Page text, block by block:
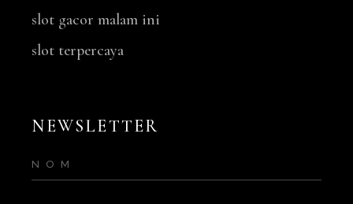
slot gacor malam ini
slot terpercaya
NEWSLETTER